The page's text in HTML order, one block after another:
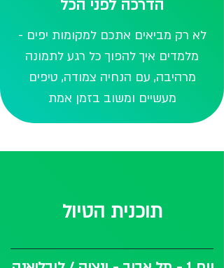
הדרכה לפני הכל
לא רק מביאים אתכם למקומות יפים -
מלמדים איך להפוך כל רגע לתמונה
מרהיבה, עם הנחיה צמודה, טיפים
מעשיים ומשוב בזמן אמת
תוכנית הטיול